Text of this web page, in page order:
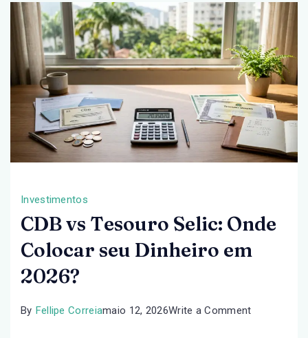
Investimentos
CDB vs Tesouro Selic: Onde
Colocar seu Dinheiro em
2026?
By Fellipe Correiamaio 12, 2026Write a Commenton